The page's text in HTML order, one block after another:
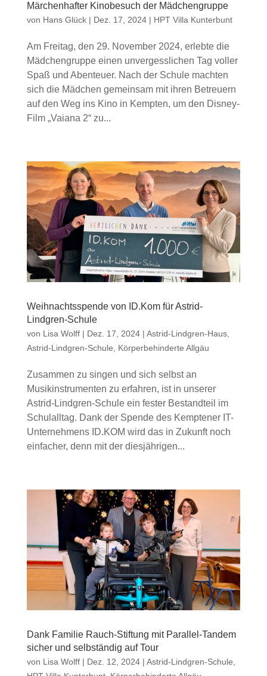
Märchenhafter Kinobesuch der Mädchengruppe
von Hans Glück| Dez. 17, 2024| HPT Villa Kunterbunt
Am Freitag, den 29. November 2024, erlebte die
Mädchengruppe einen unvergesslichen Tag voller
Spaß und Abenteuer. Nach der Schule machten
sich die Mädchen gemeinsam mit ihren Betreuern
auf den Weg ins Kino in Kempten, um den Disney-
Film „Vaiana 2“ zu...
Weihnachtsspende von ID.Kom für Astrid-
Lindgren-Schule
von Lisa Wolff| Dez. 17, 2024| Astrid-Lindgren-Haus,
Astrid-Lindgren-Schule
Körperbehinderte Allgäu
Zusammen zu singen und sich selbst an
Musikinstrumenten zu erfahren, ist in unserer
Astrid-Lindgren-Schule ein fester Bestandteil im
Schulalltag. Dank der Spende des Kemptener IT-
Unternehmens ID.KOM wird das in Zukunft noch
einfacher, denn mit der diesjährigen...
Dank Familie Rauch-Stiftung mit Parallel-Tandem
sicher und selbständig auf Tour
von Lisa Wolff| Dez. 12, 2024| Astrid-Lindgren-Schule